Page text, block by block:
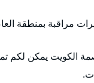
مراقبة بمنطقة
الكويت يمكن لكم